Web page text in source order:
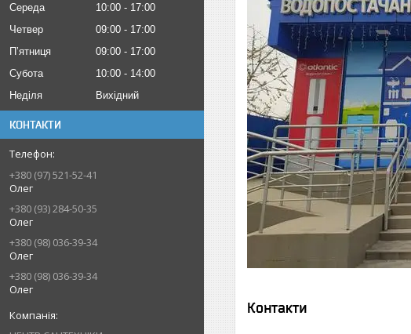
Середа
10:00
17:00
Четвер
09:00
17:00
Пʼятниця
09:00
17:00
Субота
10:00
14:00
Неділя
Вихідний
КОНТАКТИ
+380 (97) 521-52-41
Олег
+380 (93) 284-50-35
Олег
+380 (98) 036-39-34
Олег
+380 (98) 036-39-34
Олег
Контакти